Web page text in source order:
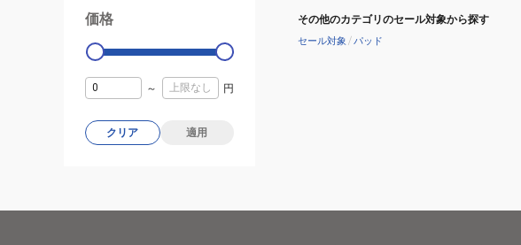
その他のカテゴリのセール対象から探す
セール対象 /パッド
価格
0
～ 円
クリア 適用